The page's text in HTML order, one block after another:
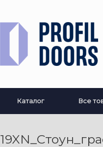
Каталог Все